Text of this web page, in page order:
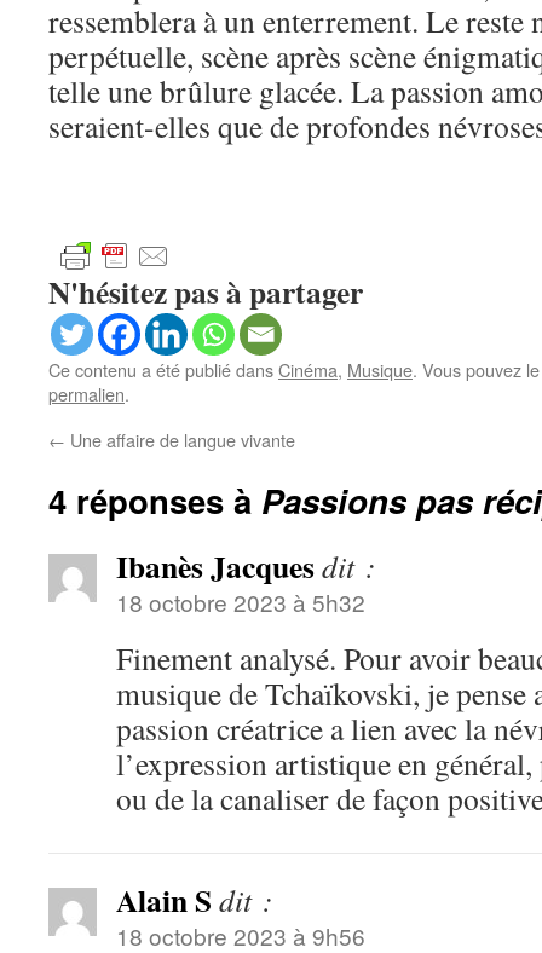
ressemblera à un enterrement. Le reste
perpétuelle, scène après scène
telle une brûlure glacée. La passion
seraient-elles que de profondes
N'hésitez pas à partager
Ce contenu a été publié dansCinéma, Musique. Vous pouvez
permalien.
← Une affaire de langue vivante
4 réponses à Passions pas
Ibanès Jacquesdit :
18 octobre 2023 à 5h32
Finement analysé. Pour avoir
musique de Tchaïkovski, je pense
passion créatrice a lien avec la
l’expression artistique en
ou de la canaliser de façon
Alain S dit :
18 octobre 2023 à 9h56